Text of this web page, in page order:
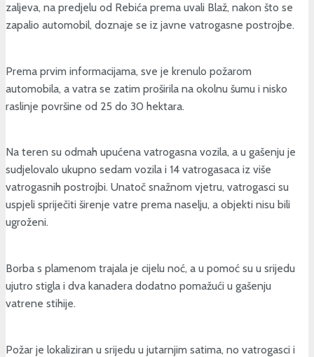
zaljeva, na predjelu od Rebića prema uvali Blaž, nakon što se
zapalio automobil, doznaje se iz javne vatrogasne postrojbe.
Prema prvim informacijama, sve je krenulo požarom
automobila, a vatra se zatim proširila na okolnu šumu i nisko
raslinje površine od 25 do 30 hektara.
Na teren su odmah upućena vatrogasna vozila, a u gašenju je
sudjelovalo ukupno sedam vozila i 14 vatrogasaca iz više
vatrogasnih postrojbi. Unatoč snažnom vjetru, vatrogasci su
uspjeli spriječiti širenje vatre prema naselju, a objekti nisu bili
ugroženi.
Borba s plamenom trajala je cijelu noć, a u pomoć su u srijedu
ujutro stigla i dva kanadera dodatno pomažući u gašenju
vatrene stihije.
Požar je lokaliziran u srijedu u jutarnjim satima, no vatrogasci i